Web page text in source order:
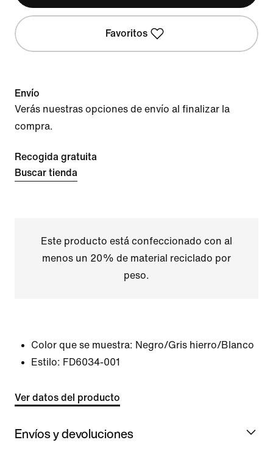
Favoritos
Envío
Verás nuestras opciones de envío al finalizar la
compra.
Recogida gratuita
Buscar tienda
Este producto está confeccionado con al
menos un 20% de material reciclado por
peso.
Color que se muestra: Negro/Gris hierro/Blanco
Estilo: FD6034-001
Ver datos del producto
Envíos y devoluciones